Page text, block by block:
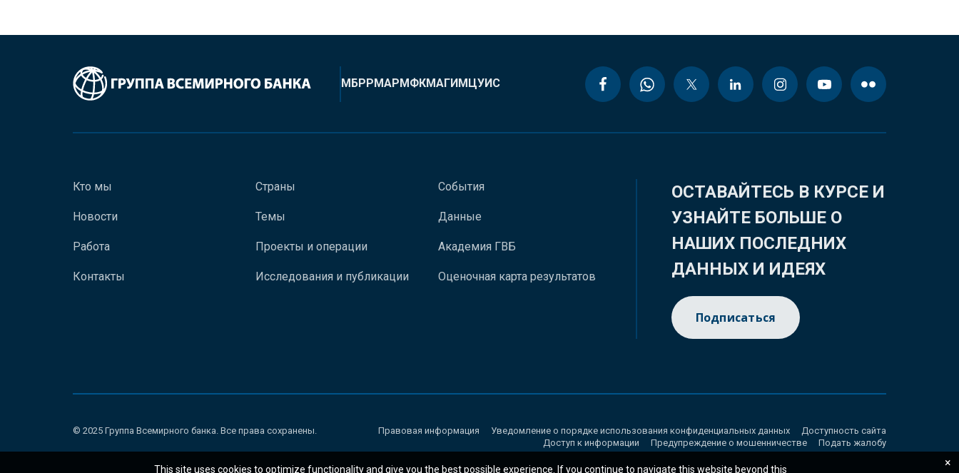
МБРРМАРМФКМАГИМЦУИС
Кто мы
Новости
Работа
Контакты
Страны
Темы
Проекты и операции
Исследования и публикации
События
Данные
Академия ГВБ
Оценочная карта результатов
ОСТАВАЙТЕСЬ В КУРСЕ И
УЗНАЙТЕ БОЛЬШЕ О
НАШИХ ПОСЛЕДНИХ
ДАННЫХ И ИДЕЯХ
Подписаться
© 2025 Группа Всемирного банка. Все права сохранены. Правовая информация Уведомление о порядке использования конфиденциальных данных
Доступность сайта
Доступ к информации
Предупреждение о мошенничестве Подать жалобу
This site uses cookies to optimize functionality and give you the best possible experience. If you continue to navigate this website beyond this ×